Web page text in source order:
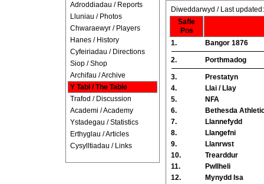
Adroddiadau / Reports
Lluniau / Photos
Chwaraewyr / Players
Hanes / History
Cyfeiriadau / Directions
Siop / Shop
Archifau / Archive
Y Tabl / The Table
Trafod / Discussion
Academi / Academy
Ystadegau / Statistics
Erthyglau / Articles
Cysylltiadau / Links
Diweddarwyd / Last
Safle
Pos
1.
Bangor 1876
2. Porthmadog
3.
Prestatyn
4.
Llai / Llay
5.
NFA
6.
Bethesda
7.
Llannefydd
8.
Llangefni
9.
Llanrwst
10.
Trearddur
11.
Pwllheli
12.
Mynydd Isa